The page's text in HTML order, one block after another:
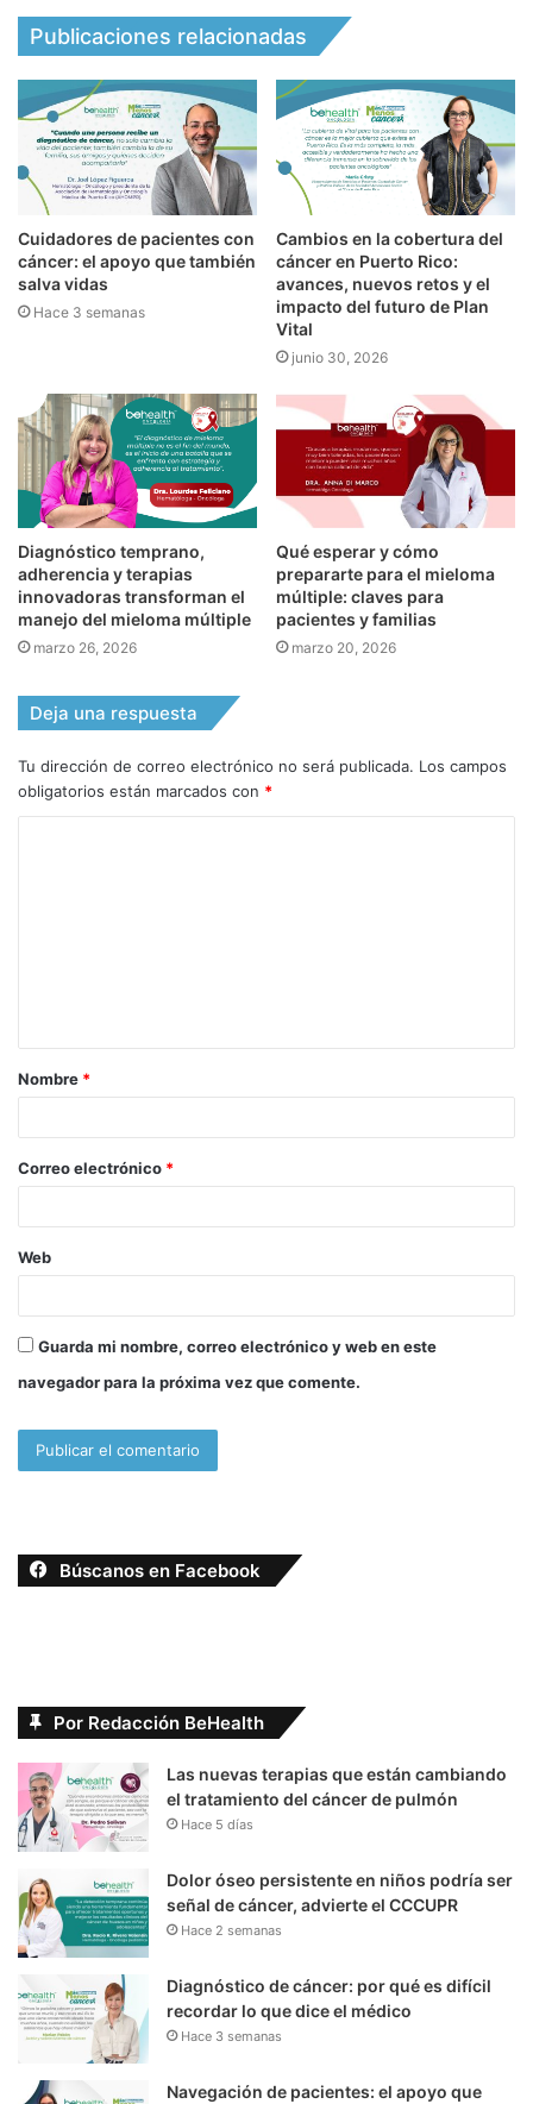
Publicaciones relacionadas
Cuidadores de pacientes con
cáncer: el apoyo que también
salva vidas
Hace 3 semanas
Cambios en la cobertura del
cáncer en Puerto Rico:
avances, nuevos retos y el
impacto del futuro de Plan
Vital
junio 30, 2026
Diagnóstico temprano,
adherencia y terapias
innovadoras transforman el
manejo del mieloma múltiple
marzo 26, 2026
Qué esperar y cómo
prepararte para el mieloma
múltiple: claves para
pacientes y familias
marzo 20, 2026
Deja una respuesta
Tu dirección de correo electrónico no será publicada. Los campos
obligatorios están marcados con *
a
r
*
Nombre *
Correo electrónico *
Web
Guarda mi nombre, correo electrónico y web en este
navegador para la próxima vez que comente.
Búscanos en Facebook
Por Redacción BeHealth
Las nuevas terapias que están cambiando
el tratamiento del cáncer de pulmón
Hace 5 días
Dolor óseo persistente en niños podría ser
señal de cáncer, advierte el CCCUPR
Hace 2 semanas
Diagnóstico de cáncer: por qué es difícil
recordar lo que dice el médico
Hace 3 semanas
Navegación de pacientes: el apoyo que